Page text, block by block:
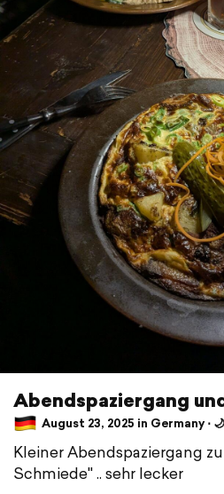
Abendspaziergang
August 23, 2025 in Germany ⋅ 🌙
Kleiner Abendspaziergang
Schmiede" .. sehr lecker